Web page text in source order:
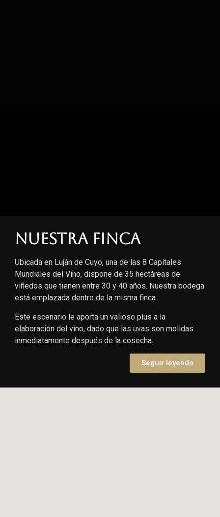
Nuestra finca
Ubicada en Luján de Cuyo, una de las 8 Capitales
Mundiales del Vino, dispone de 35 hectáreas de
viñedos que tienen entre 30 y 40 años. Nuestra bodega
está emplazada dentro de la misma finca.
Este escenario le aporta un valioso plus a la
elaboración del vino, dado que las uvas son molidas
inmediatamente después de la cosecha.
Seguir leyendo